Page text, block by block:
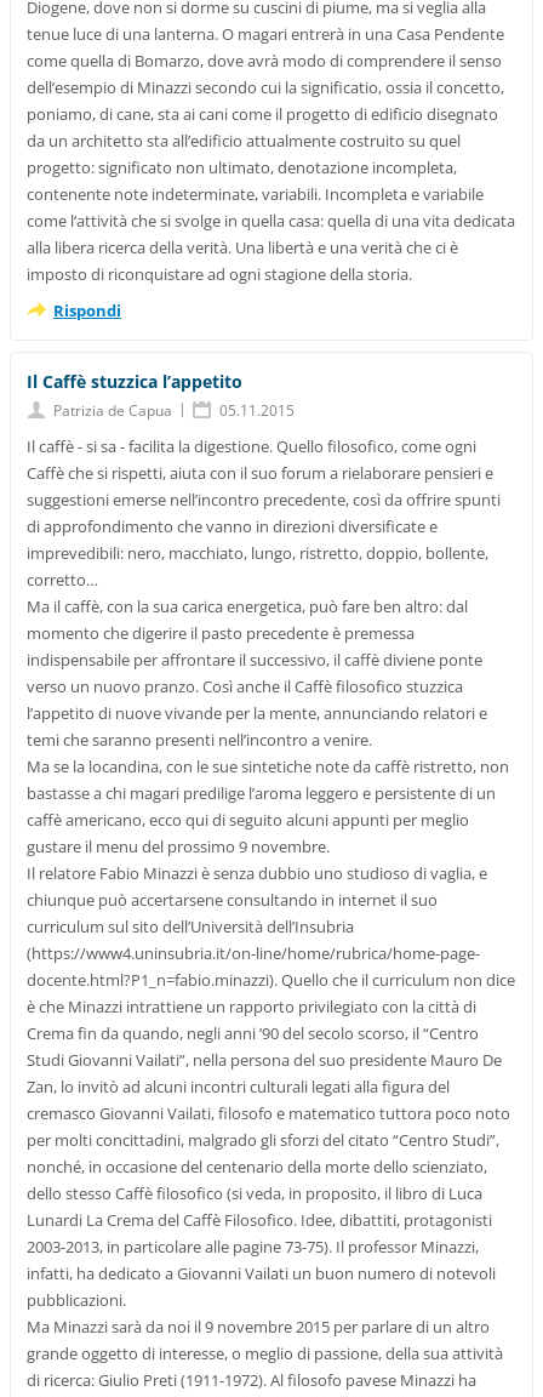
Diogene, dove non si dorme su cuscini di piume, ma si veglia alla
tenue luce di una lanterna. O magari entrerà in una Casa Pendente
come quella di Bomarzo, dove avrà modo di comprendere il senso
dell’esempio di Minazzi secondo cui la significatio, ossia il concetto,
poniamo, di cane, sta ai cani come il progetto di edificio disegnato
da un architetto sta all’edificio attualmente costruito su quel
progetto: significato non ultimato, denotazione incompleta,
contenente note indeterminate, variabili. Incompleta e variabile
come l’attività che si svolge in quella casa: quella di una vita dedicata
alla libera ricerca della verità. Una libertà e una verità che ci è
imposto di riconquistare ad ogni stagione della storia.
Rispondi
Il Caffè stuzzica l’appetito
Patrizia de Capua | 05.11.2015
Il caffè - si sa - facilita la digestione. Quello filosofico, come ogni
Caffè che si rispetti, aiuta con il suo forum a rielaborare pensieri e
suggestioni emerse nell’incontro precedente, così da offrire spunti
di approfondimento che vanno in direzioni diversificate e
imprevedibili: nero, macchiato, lungo, ristretto, doppio, bollente,
corretto…
Ma il caffè, con la sua carica energetica, può fare ben altro: dal
momento che digerire il pasto precedente è premessa
indispensabile per affrontare il successivo, il caffè diviene ponte
verso un nuovo pranzo. Così anche il Caffè filosofico stuzzica
l’appetito di nuove vivande per la mente, annunciando relatori e
temi che saranno presenti nell’incontro a venire.
Ma se la locandina, con le sue sintetiche note da caffè ristretto, non
bastasse a chi magari predilige l’aroma leggero e persistente di un
caffè americano, ecco qui di seguito alcuni appunti per meglio
gustare il menu del prossimo 9 novembre.
Il relatore Fabio Minazzi è senza dubbio uno studioso di vaglia, e
chiunque può accertarsene consultando in internet il suo
curriculum sul sito dell’Università dell’Insubria
(https://www4.uninsubria.it/on-line/home/rubrica/home-page-
docente.html?P1_n=fabio.minazzi). Quello che il curriculum non dice
è che Minazzi intrattiene un rapporto privilegiato con la città di
Crema fin da quando, negli anni ’90 del secolo scorso, il “Centro
Studi Giovanni Vailati”, nella persona del suo presidente Mauro De
Zan, lo invitò ad alcuni incontri culturali legati alla figura del
cremasco Giovanni Vailati, filosofo e matematico tuttora poco noto
per molti concittadini, malgrado gli sforzi del citato “Centro Studi”,
nonché, in occasione del centenario della morte dello scienziato,
dello stesso Caffè filosofico (si veda, in proposito, il libro di Luca
Lunardi La Crema del Caffè Filosofico. Idee, dibattiti, protagonisti
2003-2013, in particolare alle pagine 73-75). Il professor Minazzi,
infatti, ha dedicato a Giovanni Vailati un buon numero di notevoli
pubblicazioni.
Ma Minazzi sarà da noi il 9 novembre 2015 per parlare di un altro
grande oggetto di interesse, o meglio di passione, della sua attività
di ricerca: Giulio Preti (1911-1972). Al filosofo pavese Minazzi ha